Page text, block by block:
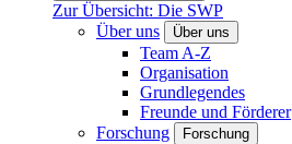
Zur Übersicht: Die SWP
Über uns
Über uns
Team A-Z
Organisation
Grundlegendes
Freunde und Förderer
Forschung
Forschung